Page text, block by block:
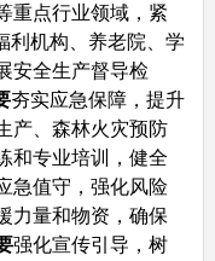
重点行业领域，紧
利机构、养老院、学
安全生产督导检
夯实应急保障，提升
产、森林火灾预防
和专业培训，健全
急值守，强化风险
力量和物资，确保
强化宣传引导，树